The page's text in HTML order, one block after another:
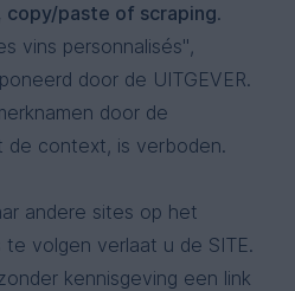
paste of scraping.
vins personnalisés",
door de UITGEVER.
door de
de context, is verboden.
andere sites op het
volgen verlaat u de SITE.
kennisgeving een link